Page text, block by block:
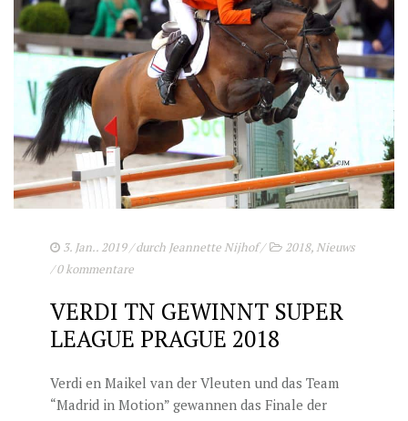
3. Jan.. 2019/ durch Jeannette Nijhof/ 2018, Nieuws
/0 kommentare
VERDI TN GEWINNT SUPER
LEAGUE PRAGUE 2018
Verdi en Maikel van der Vleuten und das Team
“Madrid in Motion” gewannen das Finale der